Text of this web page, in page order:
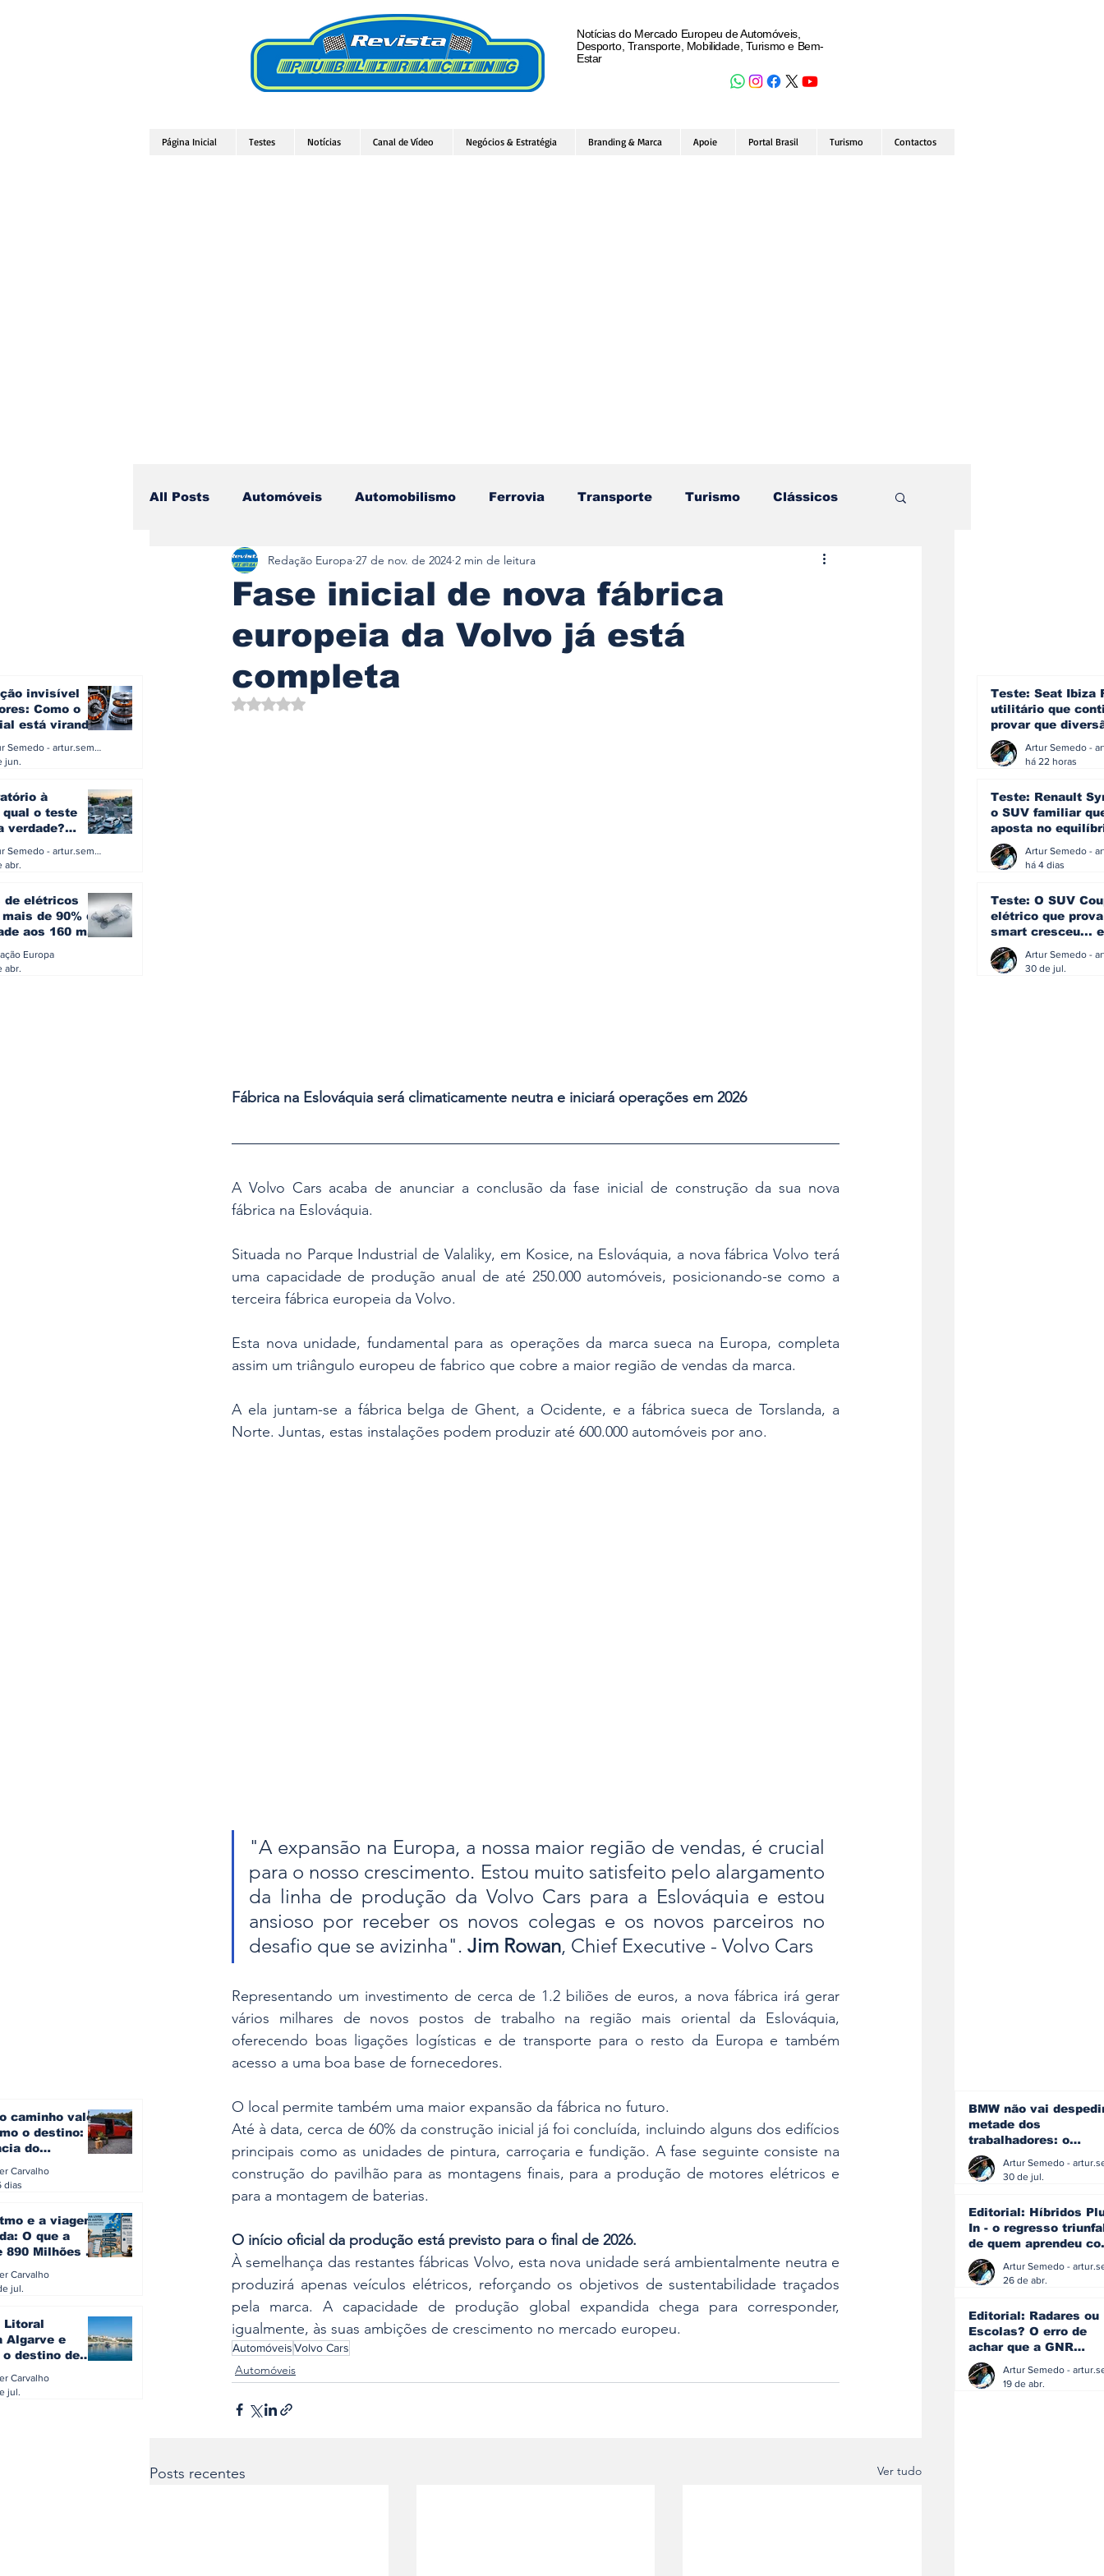
Notícias do Mercado Europeu de Automóveis,
Desporto, Transporte, Mobilidade, Turismo e Bem-
Estar
Página Inicial Testes Notícias Canal de Vídeo Negócios & Estratégia Branding & Marca Apoie Portal Brasil Turismo Contactos
invisível
Como o
está virando
Artur Semedo - artur.semedo@publiracing.pt
jun.
à
qual o teste
verdade?
Artur Semedo - artur.semedo@publiracing.pt
abr.
de elétricos
de 90% da
aos 160 mil
Europa
abr.
All Posts Automóveis Automobilismo Ferrovia Transporte Turismo Clássicos
Camiões Lazer Aviação Motos Autocarros Testes e Comparativos
Branding & Estratégia Componentes Gastronomia Videojogos/Tecnologia
Vídeo Blog - Sobre Rodas
Fase inicial de nova fábrica
europeia da Volvo já está
completa
Redação Europa 27 de nov. de 2024 2 min de leitura
Avaliado com NaN de 5 estrelas.
Fábrica na Eslováquia será climaticamente neutra e iniciará operações em 2026
A Volvo Cars acaba de anunciar a conclusão da fase inicial de construção da sua nova
fábrica na Eslováquia.
Situada no Parque Industrial de Valaliky, em Kosice, na Eslováquia, a nova fábrica Volvo terá
uma capacidade de produção anual de até 250.000 automóveis, posicionando-se como a
terceira fábrica europeia da Volvo.
Esta nova unidade, fundamental para as operações da marca sueca na Europa, completa
assim um triângulo europeu de fabrico que cobre a maior região de vendas da marca.
A ela juntam-se a fábrica belga de Ghent, a Ocidente, e a fábrica sueca de Torslanda, a
Norte. Juntas, estas instalações podem produzir até 600.000 automóveis por ano.
"A expansão na Europa, a nossa maior região de vendas, é crucial
para o nosso crescimento. Estou muito satisfeito pelo alargamento
da linha de produção da Volvo Cars para a Eslováquia e estou
ansioso por receber os novos colegas e os novos parceiros no
desafio que se avizinha". Jim Rowan, Chief Executive - Volvo Cars
Representando um investimento de cerca de 1.2 biliões de euros, a nova fábrica irá gerar
vários milhares de novos postos de trabalho na região mais oriental da Eslováquia,
oferecendo boas ligações logísticas e de transporte para o resto da Europa e também
acesso a uma boa base de fornecedores.
O local permite também uma maior expansão da fábrica no futuro.
Até à data, cerca de 60% da construção inicial já foi concluída, incluindo alguns dos edifícios
principais como as unidades de pintura, carroçaria e fundição. A fase seguinte consiste na
construção do pavilhão para as montagens finais, para a produção de motores elétricos e
para a montagem de baterias.
O início oficial da produção está previsto para o final de 2026.
À semelhança das restantes fábricas Volvo, esta nova unidade será ambientalmente neutra e
produzirá apenas veículos elétricos, reforçando os objetivos de sustentabilidade traçados
pela marca. A capacidade de produção global expandida chega para corresponder,
igualmente, às suas ambições de crescimento no mercado europeu.
AutomóveisVolvo Cars
Automóveis
Posts recentes Ver tudo
caminho vale
o destino: a
do
europeu
Carvalho
dias
e a viagem
O que a
890 Milhões à
do turista na
Carvalho
jul.
Litoral
Algarve e
o destino de
Carvalho
jul.
Teste: Seat Ibiza
utilitário que
provar que
eficiência e
simplicidade
há 22 horas
Teste: Renault
o SUV familiar
aposta no
ainda acredita na
manualhá 4 dias
Teste: O SUV
elétrico que
smart cresceu... e
amadureceu
30 de jul.
BMW não vai
metade dos
trabalhadores: o
problema é o
que muitos decidiram
30 de jul.
Editorial: Híbridos
In - o regresso
de quem aprendeu
os erros do passado
26 de abr.
Editorial: Radares ou
Escolas? O erro de
achar que a GNR
resolve o que a
educação falhou
19 de abr.